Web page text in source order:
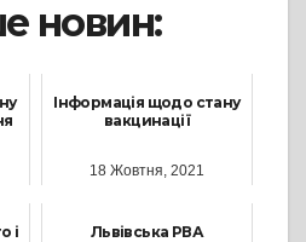
новин:
Інформація щодо стану
вакцинації
18 Жовтня, 2021
і
Львівська РВА